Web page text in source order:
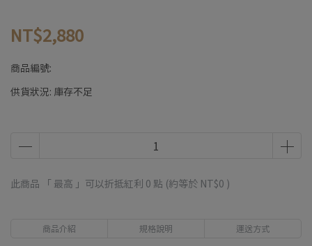
NT$2,880
商品編號:
供貨狀況: 庫存不足
此商品 「 最高 」可以折抵紅利 0 點 (約等於 NT$0 )
商品介紹 規格說明 運送方式